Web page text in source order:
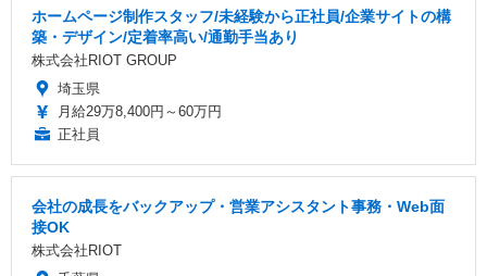
ホームページ制作スタッフ/未経験から正社員/企業サイトの構
築・デザイン/定着率高い/通勤手当あり
株式会社RIOT GROUP
埼玉県
月給29万8,400円～60万円
正社員
会社の成長をバックアップ・営業アシスタント事務・Web面
接OK
株式会社RIOT